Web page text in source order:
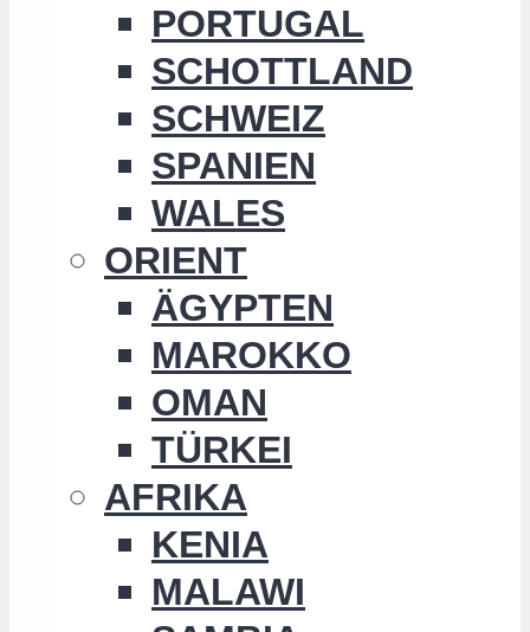
PORTUGAL
SCHOTTLAND
SCHWEIZ
SPANIEN
WALES
ORIENT
ÄGYPTEN
MAROKKO
OMAN
TÜRKEI
AFRIKA
KENIA
MALAWI